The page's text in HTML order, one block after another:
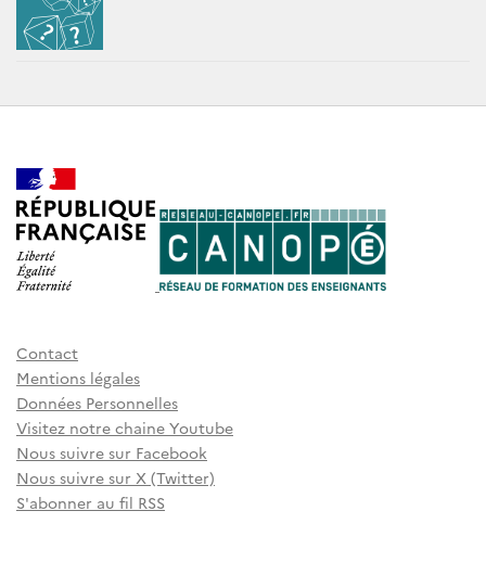
Contact
Mentions légales
Données Personnelles
Visitez notre chaine Youtube
Nous suivre sur Facebook
Nous suivre sur X (Twitter)
S'abonner au fil RSS